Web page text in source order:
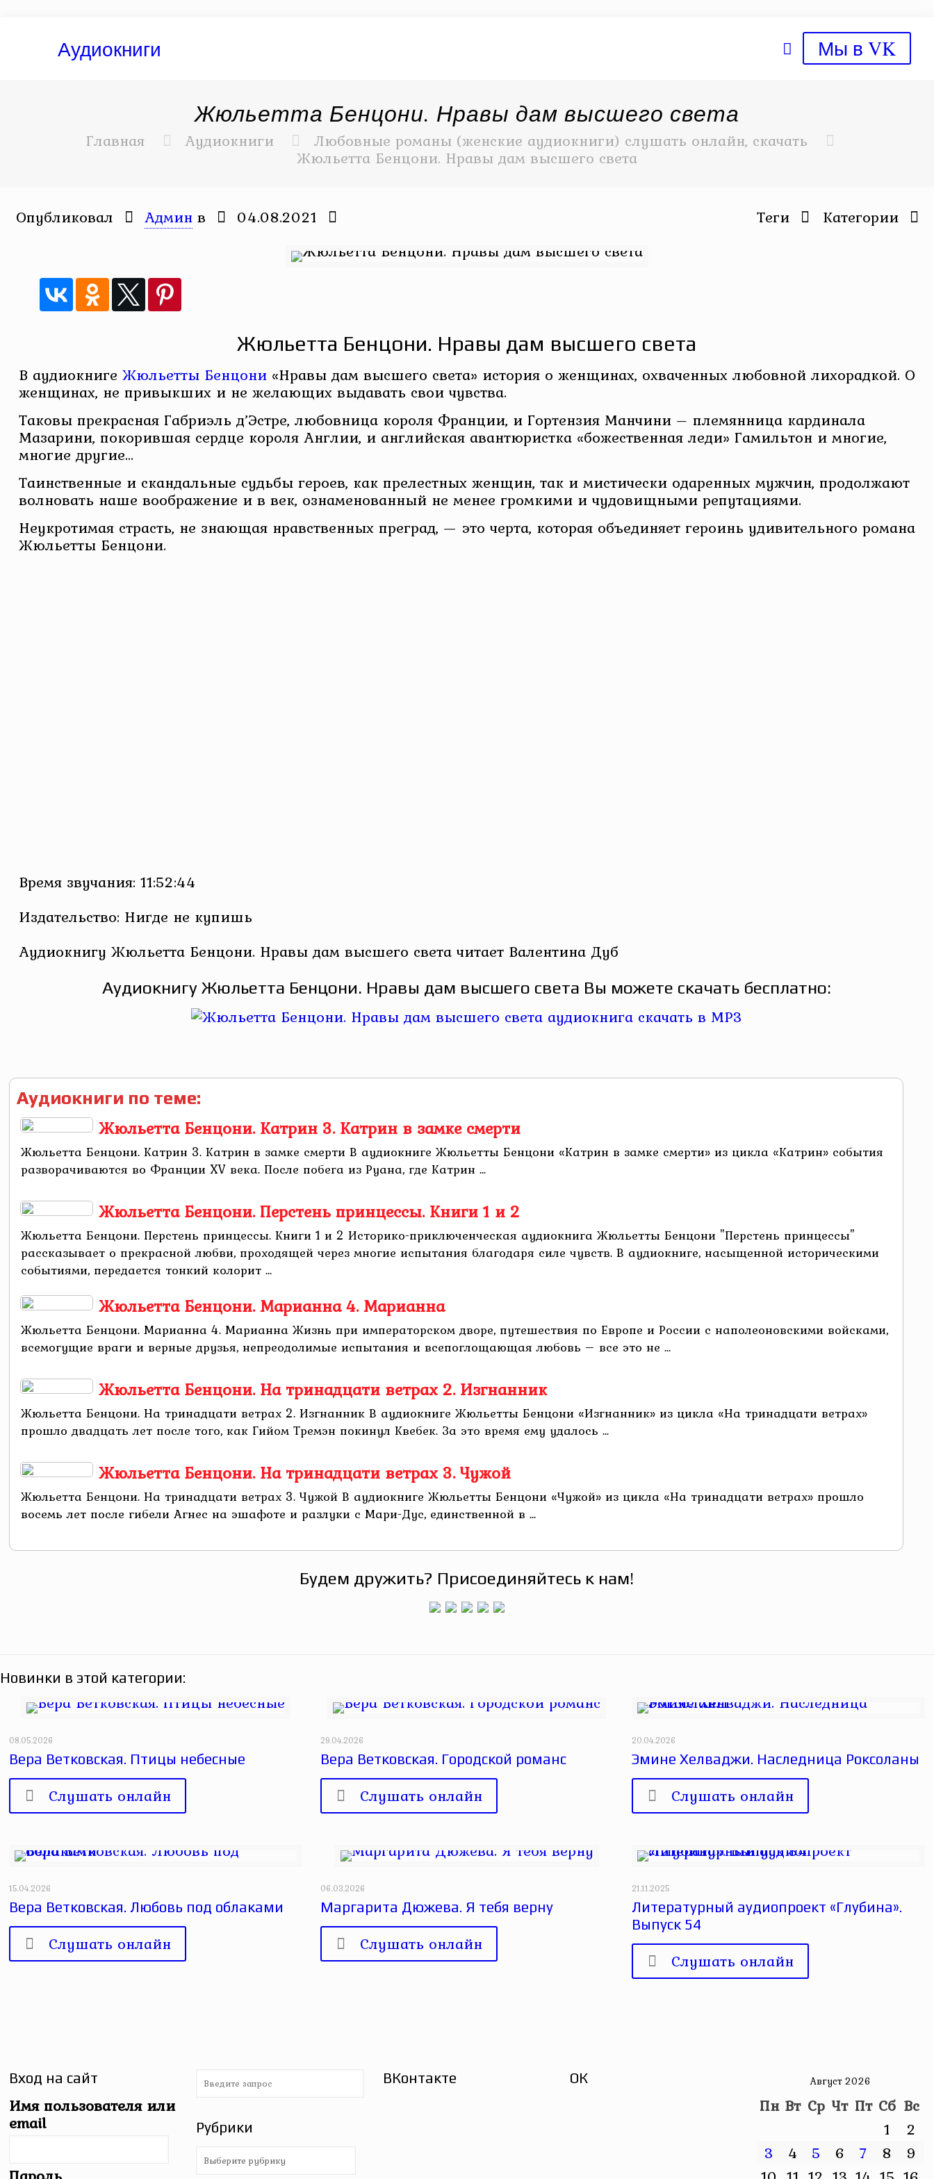
Аудиокниги Мы в VK
Жюльетта Бенцони. Нравы дам высшего света
Главная Аудиокниги Любовные романы (женские аудиокниги) слушать онлайн, скачать
Жюльетта Бенцони. Нравы дам высшего света
Опубликовал Админ в 04.08.2021 Категории
Теги
Жюльетта Бенцони. Нравы дам высшего света
В аудиокниге Жюльетты Бенцони«Нравы дам высшего света» история о женщинах, охваченных любовной лихорадкой. О
женщинах, не привыкших и не желающих выдавать свои чувства.
Таковы прекрасная Габриэль д’Эстре, любовница короля Франции, и Гортензия Манчини – племянница кардинала
Мазарини, покорившая сердце короля Англии, и английская авантюристка «божественная леди» Гамильтон и многие,
многие другие…
Таинственные и скандальные судьбы героев, как прелестных женщин, так и мистически одаренных мужчин, продолжают
волновать наше воображение и в век, ознаменованный не менее громкими и чудовищными репутациями.
Неукротимая страсть, не знающая нравственных преград, — это черта, которая объединяет героинь удивительного романа
Жюльетты Бенцони.
Время звучания: 11:52:44
Издательство: Нигде не купишь
Аудиокнигу Жюльетта Бенцони. Нравы дам высшего света читает Валентина Дуб
Аудиокнигу Жюльетта Бенцони. Нравы дам высшего света Вы можете скачать бесплатно:
Аудиокниги по теме:
Жюльетта Бенцони. Катрин 3. Катрин в замке смерти
Жюльетта Бенцони. Катрин 3. Катрин в замке смерти В аудиокниге Жюльетты Бенцони «Катрин в замке смерти» из цикла «Катрин» события
разворачиваются во Франции XV века. После побега из Руана, где Катрин ...
Жюльетта Бенцони. Перстень принцессы. Книги 1 и 2
Жюльетта Бенцони. Перстень принцессы. Книги 1 и 2 Историко-приключенческая аудиокнига Жюльетты Бенцони "Перстень принцессы"
рассказывает о прекрасной любви, проходящей через многие испытания благодаря силе чувств. В аудиокниге, насыщенной историческими
событиями, передается тонкий колорит ...
Жюльетта Бенцони. Марианна 4. Марианна
Жюльетта Бенцони. Марианна 4. Марианна Жизнь при императорском дворе, путешествия по Европе и России с наполеоновскими войсками,
всемогущие враги и верные друзья, непреодолимые испытания и всепоглощающая любовь – все это не ...
Жюльетта Бенцони. На тринадцати ветрах 2. Изгнанник
Жюльетта Бенцони. На тринадцати ветрах 2. Изгнанник В аудиокниге Жюльетты Бенцони «Изгнанник» из цикла «На тринадцати ветрах»
прошло двадцать лет после того, как Гийом Тремэн покинул Квебек. За это время ему удалось ...
Жюльетта Бенцони. На тринадцати ветрах 3. Чужой
Жюльетта Бенцони. На тринадцати ветрах 3. Чужой В аудиокниге Жюльетты Бенцони «Чужой» из цикла «На тринадцати ветрах» прошло
восемь лет после гибели Агнес на эшафоте и разлуки с Мари-Дус, единственной в ...
Будем дружить? Присоединяйтесь к нам!
Новинки в этой категории:
08.05.2026
Вера Ветковская. Птицы небесные
Слушать онлайн
29.04.2026
Вера Ветковская. Городской романс
Слушать онлайн
20.04.2026
Эмине Хелваджи. Наследница Роксоланы
Слушать онлайн
15.04.2026
Вера Ветковская. Любовь под облаками
Слушать онлайн
06.03.2026
Маргарита Дюжева. Я тебя верну
Слушать онлайн
21.11.2025
Литературный аудиопроект «Глубина».
Выпуск 54
Слушать онлайн
Вход на сайт
Имя пользователя или
email Рубрики
Рубрики
ВКонтакте ОК Август 2026
Пн Вт Ср Чт Пт Сб Вс
1
2
3
4 5 6 7 8
9